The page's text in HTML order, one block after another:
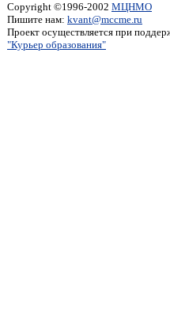
Copyright ©1996-2002 МЦНМО
Пишите нам: kvant@mccme.ru
Проект осуществляется при
"Курьер образования"